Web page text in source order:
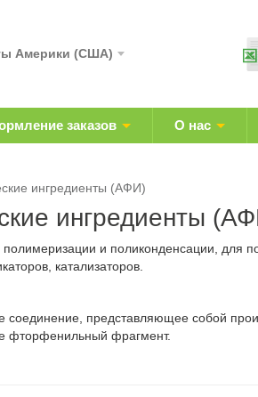
Америки (США)
заказов О нас
ингредиенты (АФИ)
ингредиенты
и поликонденсации, для
катализаторов.
соединение, представляющее собой
фторфенильный фрагмент.